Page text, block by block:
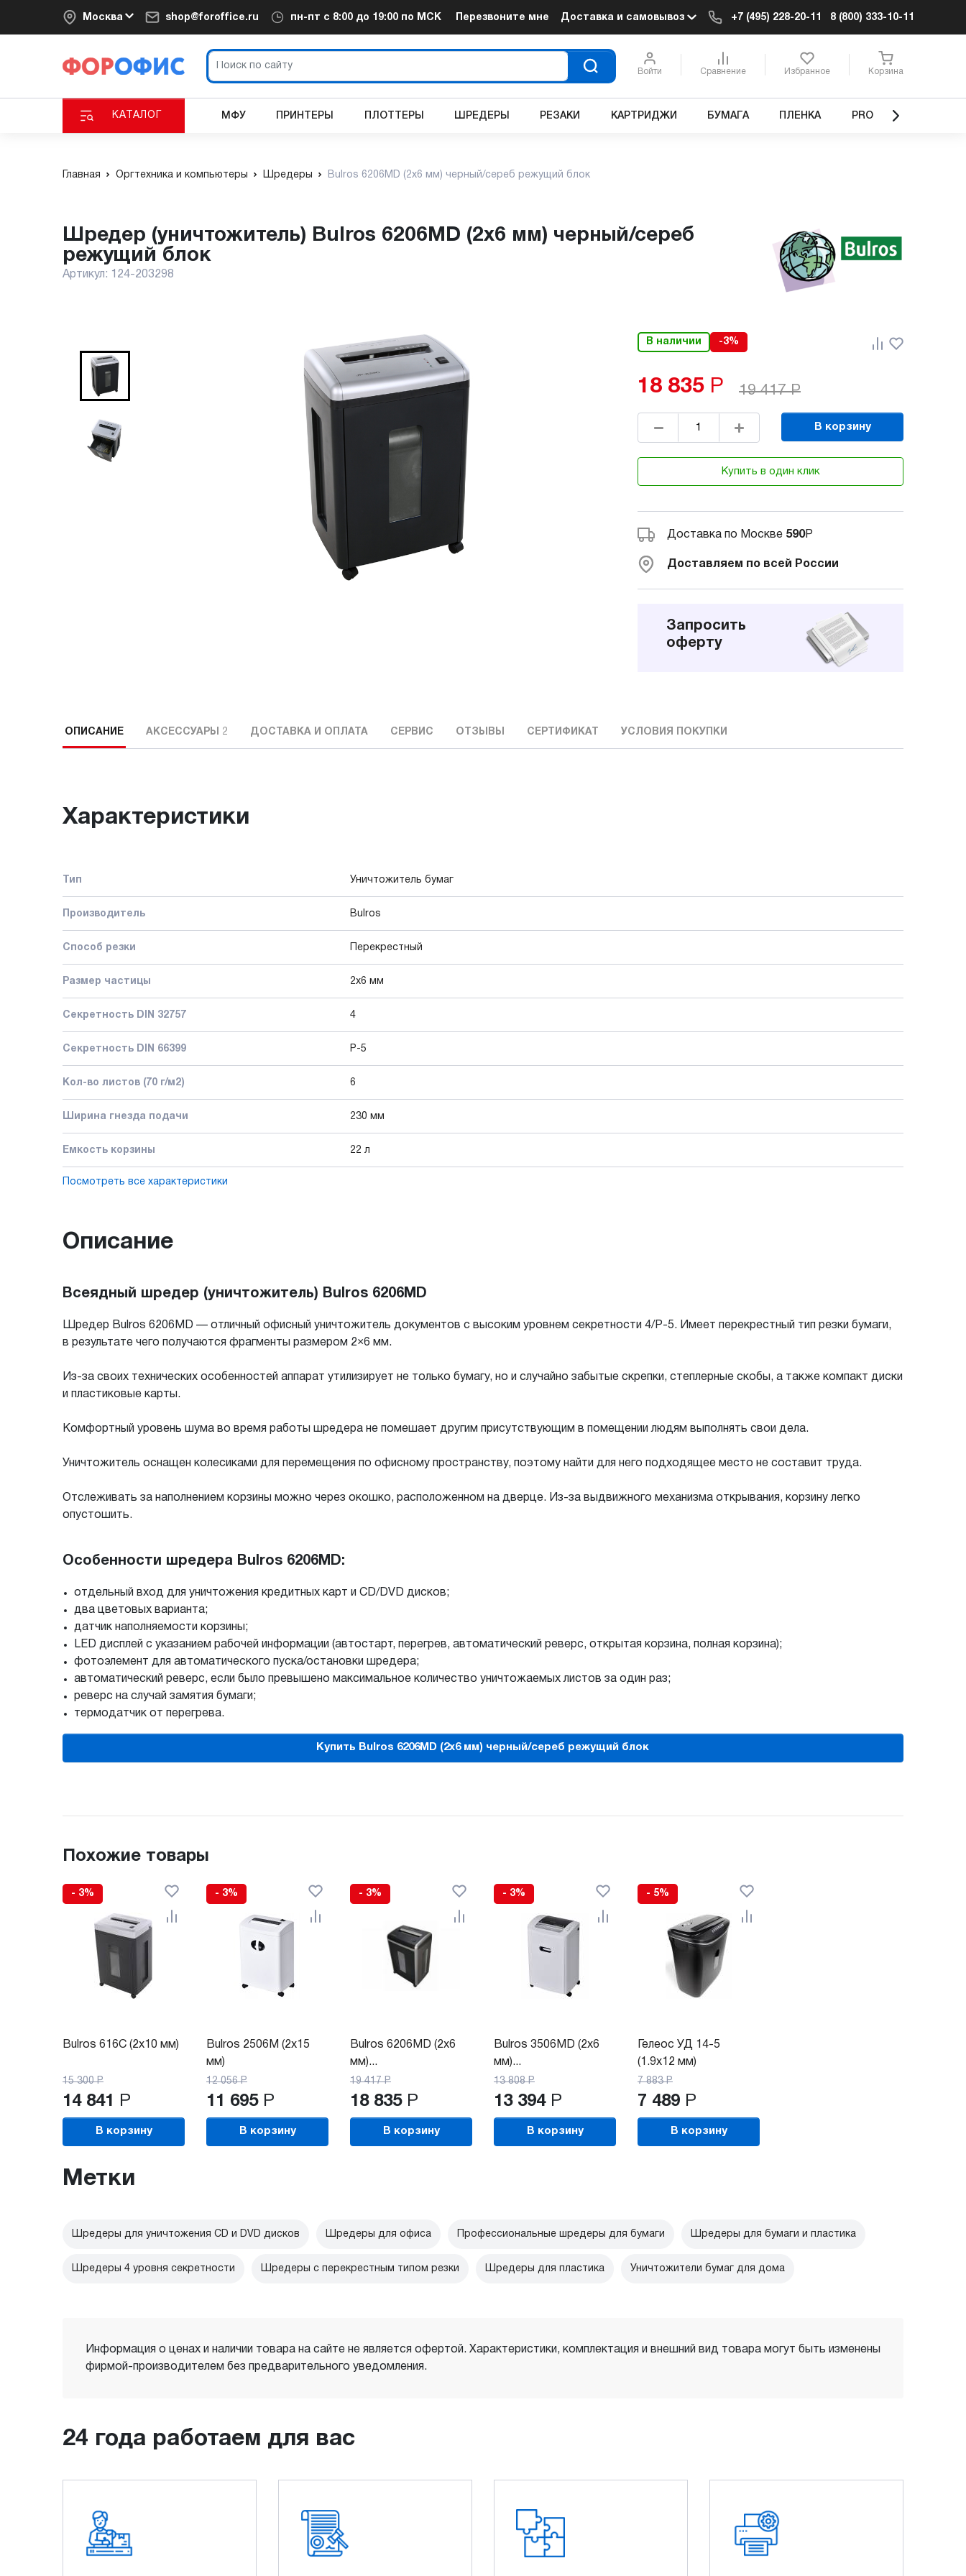
Москва shop@foroffice.ru пн-пт с 8:00 до 19:00 по МСК Перезвоните мне Доставка и самовывоз +7 (495) 228-20-11 8 (800) 333-10-11
Войти Сравнение Избранное Корзина
КАТАЛОГ МФУ ПРИНТЕРЫ ПЛОТТЕРЫ ШРЕДЕРЫ РЕЗАКИ КАРТРИДЖИ БУМАГА ПЛЕНКА PRO
Главная Оргтехника и компьютеры Шредеры Bulros 6206MD (2x6 мм) черный/сереб режущий блок
Шредер (уничтожитель) Bulros 6206MD (2x6 мм) черный/сереб
режущий блок
Артикул: 124-203298
В наличии -3%
18 835 Р 19 417 Р
В корзину
Купить в один клик
Доставка по Москве 590Р
Доставляем по всей России
Запросить
оферту
ОПИСАНИЕ АКСЕССУАРЫ 2 ДОСТАВКА И ОПЛАТА СЕРВИС ОТЗЫВЫ СЕРТИФИКАТ УСЛОВИЯ ПОКУПКИ
Характеристики
Тип Уничтожитель бумаг
Производитель Bulros
Способ резки Перекрестный
Размер частицы 2х6 мм
Секретность DIN 32757 4
Секретность DIN 66399 P-5
Кол-во листов (70 г/м2) 6
Ширина гнезда подачи 230 мм
Емкость корзины 22 л
Посмотреть все характеристики
Описание
Всеядный шредер (уничтожитель) Bulros 6206MD
Шредер Bulros 6206MD — отличный офисный уничтожитель документов с высоким уровнем секретности 4/P-5. Имеет перекрестный тип резки бумаги,
в результате чего получаются фрагменты размером 2×6 мм.
Из-за своих технических особенностей аппарат утилизирует не только бумагу, но и случайно забытые скрепки, степлерные скобы, а также компакт диски
и пластиковые карты.
Комфортный уровень шума во время работы шредера не помешает другим присутствующим в помещении людям выполнять свои дела.
Уничтожитель оснащен колесиками для перемещения по офисному пространству, поэтому найти для него подходящее место не составит труда.
Отслеживать за наполнением корзины можно через окошко, расположенном на дверце. Из-за выдвижного механизма открывания, корзину легко
опустошить.
Особенности шредера Bulros 6206MD:
отдельный вход для уничтожения кредитных карт и CD/DVD дисков;
два цветовых варианта;
датчик наполняемости корзины;
LED дисплей с указанием рабочей информации (автостарт, перегрев, автоматический реверс, открытая корзина, полная корзина);
фотоэлемент для автоматического пуска/остановки шредера;
автоматический реверс, если было превышено максимальное количество уничтожаемых листов за один раз;
реверс на случай замятия бумаги;
термодатчик от перегрева.
Купить Bulros 6206MD (2x6 мм) черный/сереб режущий блок
Похожие товары
- 3%
Bulros 616C (2x10 мм)
15 300 Р
14 841 Р
В корзину
- 3%
Bulros 2506M (2х15
мм)
12 056 Р
11 695 Р
В корзину
- 3%
Bulros 6206MD (2x6
мм)...
19 417 Р
18 835 Р
В корзину
- 3%
Bulros 3506MD (2х6
мм)...
13 808 Р
13 394 Р
В корзину
- 5%
Гелеос УД 14-5
(1.9х12 мм)
7 883 Р
7 489 Р
В корзину
Метки
Шредеры для уничтожения CD и DVD дисков Шредеры для офиса Профессиональные шредеры для бумаги Шредеры для бумаги и пластика
Шредеры 4 уровня секретности Шредеры с перекрестным типом резки Шредеры для пластика Уничтожители бумаг для дома
Информация о ценах и наличии товара на сайте не является офертой. Характеристики, комплектация и внешний вид товара могут быть изменены
фирмой-производителем без предварительного уведомления.
24 года работаем для вас